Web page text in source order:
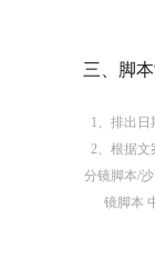
三、脚
1、排出日
2、根据文
分镜脚本/
镜脚本 中